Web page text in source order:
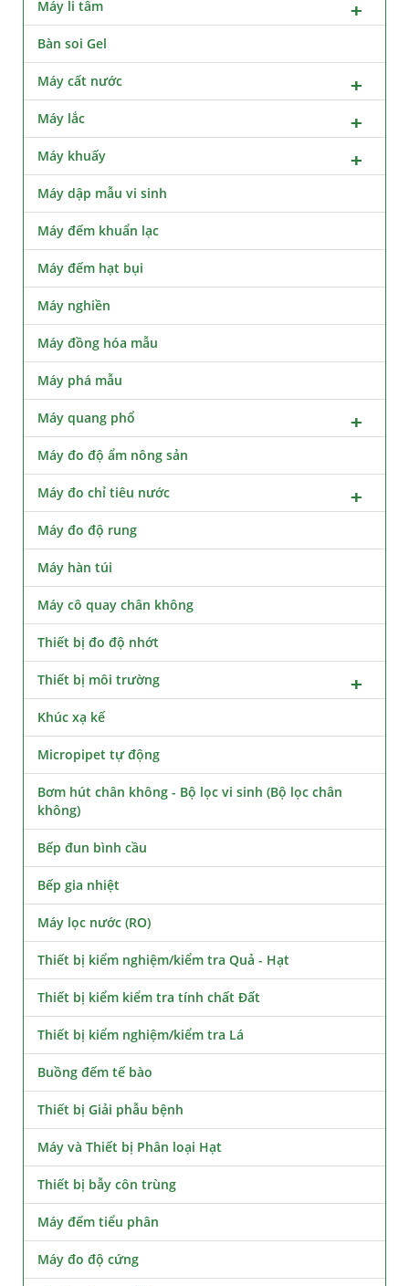
Máy li tâm
Bàn soi Gel
Máy cất nước
Máy lắc
Máy khuấy
Máy dập mẫu vi sinh
Máy đếm khuẩn lạc
Máy đếm hạt bụi
Máy nghiền
Máy đồng hóa mẫu
Máy phá mẫu
Máy quang phổ
Máy đo độ ẩm nông sản
Máy đo chỉ tiêu nước
Máy đo độ rung
Máy hàn túi
Máy cô quay chân không
Thiết bị đo độ nhớt
Thiết bị môi trường
Khúc xạ kế
Micropipet tự động
Bơm hút chân không - Bộ lọc vi sinh (Bộ lọc chân
không)
Bếp đun bình cầu
Bếp gia nhiệt
Máy lọc nước (RO)
Thiết bị kiểm nghiệm/kiểm tra Quả - Hạt
Thiết bị kiểm kiểm tra tính chất Đất
Thiết bị kiểm nghiệm/kiểm tra Lá
Buồng đếm tế bào
Thiết bị Giải phẫu bệnh
Máy và Thiết bị Phân loại Hạt
Thiết bị bẫy côn trùng
Máy đếm tiểu phân
Máy đo độ cứng